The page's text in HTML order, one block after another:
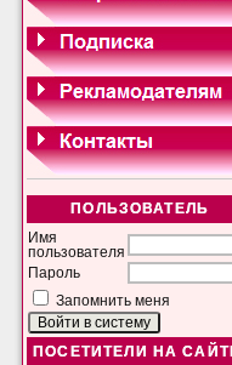
ПОЛЬЗОВАТЕЛЬ
Имя
пользователя
Пароль
Запомнить меня
ПОСЕТИТЕЛИ НА